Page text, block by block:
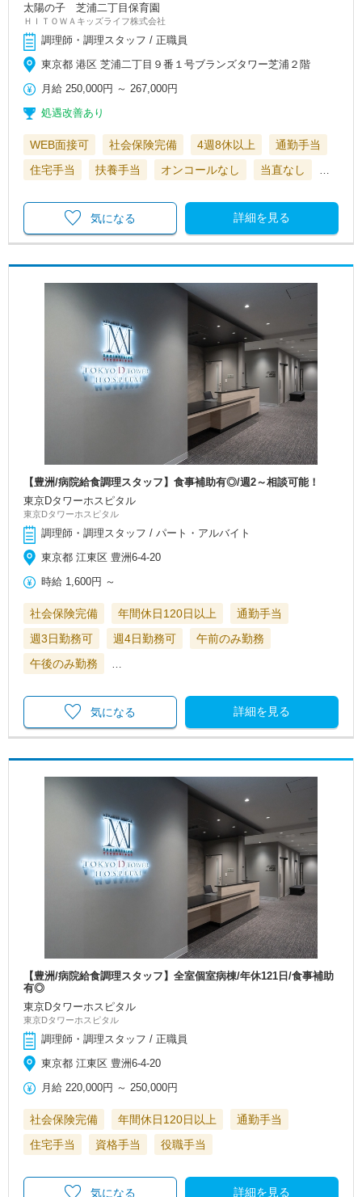
太陽の子 芝浦二丁目保育園
ＨＩＴＯＷＡキッズライフ株式会社
調理師・調理スタッフ / 正職員
東京都 港区 芝浦二丁目９番１号ブランズタワー芝浦２階
月給 250,000円 ～ 267,000円
処遇改善あり
WEB面接可 社会保険完備 4週8休以上
通勤手当
住宅手当
扶養手当 オンコールなし 当直なし
詳細を見る
気になる
【豊洲/病院給食調理スタッフ】食事補助有◎/週2～相談可能！
東京Dタワーホスピタル
東京Dタワーホスピタル
調理師・調理スタッフ / パート・アルバイト
東京都 江東区 豊洲6-4-20
時給 1,600円 ～
社会保険完備 年間休日120日以上
通勤手当
週3日勤務可
週4日勤務可
午前のみ勤務
午後のみ勤務
詳細を見る
気になる
【豊洲/病院給食調理スタッフ】全室個室病棟/年休121日/食事補助
有◎
東京Dタワーホスピタル
東京Dタワーホスピタル
調理師・調理スタッフ / 正職員
東京都 江東区 豊洲6-4-20
月給 220,000円 ～250,000円
社会保険完備 年間休日120日以上
通勤手当
住宅手当
資格手当 役職手当
詳細を見る
気になる